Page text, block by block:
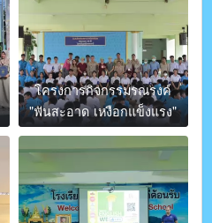
โครงการกิจกรรมรณรงค์
"ฟันสะอาด เหงือกแข็งแรง"